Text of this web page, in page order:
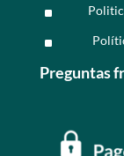
^
^
Preguntas